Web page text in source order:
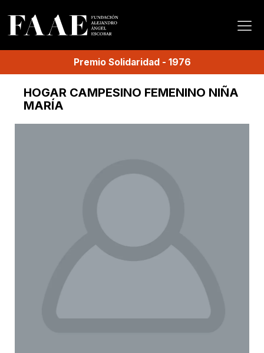
Premio Solidaridad- 1976
HOGAR CAMPESINO FEMENINO NIÑA
MARÍA